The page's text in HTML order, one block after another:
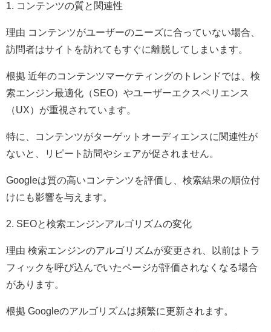
1. コンテンツの質と関連性
理由 コンテンツがユーザーのニーズに合っていない場合、
訪問者はサイトを訪れてもすぐに離脱してしまいます。
根拠 近年のコンテンツマーケティングのトレンドでは、検
索エンジン最適化（SEO）やユーザーエクスペリエンス
（UX）が重視されています。
特に、コンテンツがターゲットオーディエンスに関連性が
ないと、リピート訪問やシェアが促されません。
Googleは質の高いコンテンツを評価し、検索結果の順位付
けにも影響を与えます。
2. SEOと検索エンジンアルゴリズムの変化
理由 検索エンジンのアルゴリズムが変更され、以前はトラ
フィックを呼び込んでいたページが評価されなくなる場合
があります。
根拠 Googleのアルゴリズムは頻繁に更新されます。